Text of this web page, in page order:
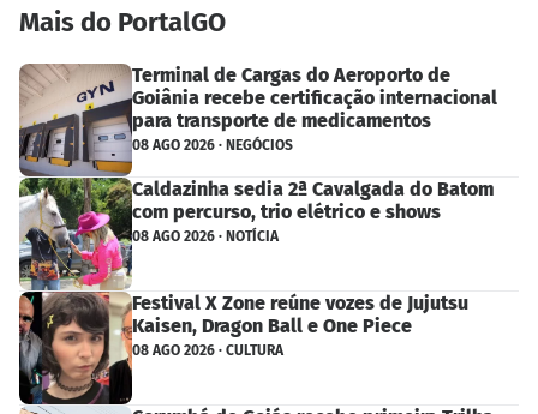
Mais do PortalGO
Terminal de Cargas do Aeroporto de
Goiânia recebe certificação internacional
para transporte de medicamentos
08 AGO 2026 · NEGÓCIOS
Caldazinha sedia 2ª Cavalgada do Batom
com percurso, trio elétrico e shows
08 AGO 2026 · NOTÍCIA
Festival X Zone reúne vozes de Jujutsu
Kaisen, Dragon Ball e One Piece
08 AGO 2026 · CULTURA